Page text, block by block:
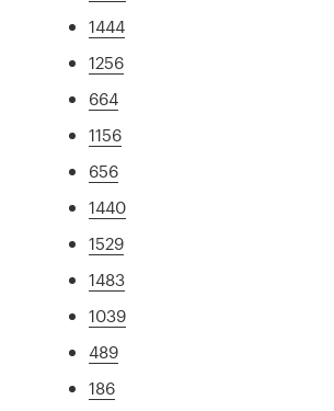
1444
1256
664
1156
656
1440
1529
1483
1039
489
186